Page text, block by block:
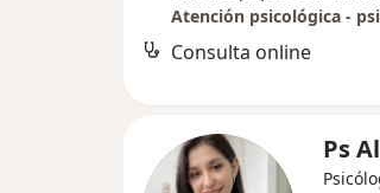
Atención psicológica -
Consulta online
Ps